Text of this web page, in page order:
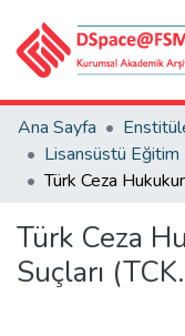
Ana Sayfa
Türk Ceza
Suçları